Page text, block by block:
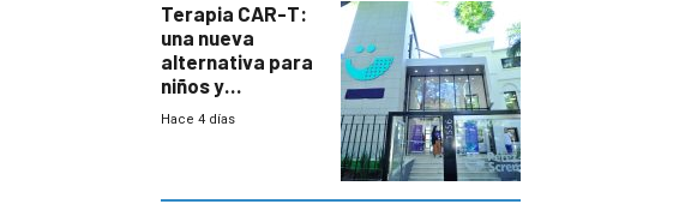
Terapia CAR-T:
una nueva
alternativa para
niños y
adolescentes
Hace 4 días